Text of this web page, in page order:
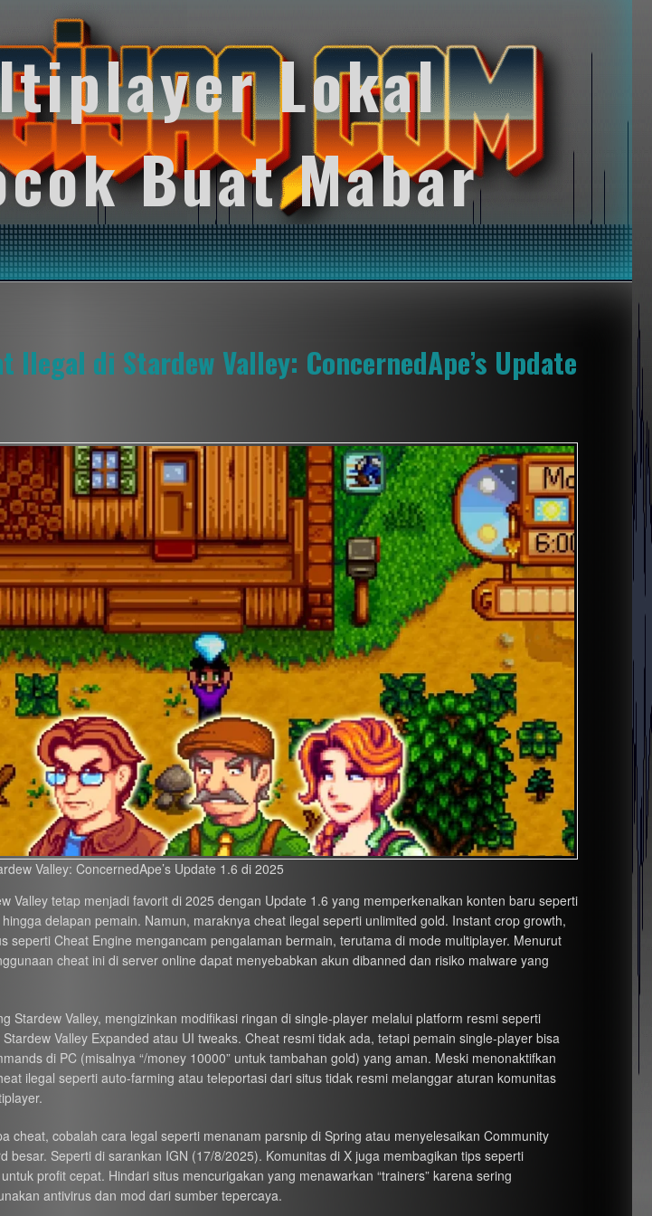
Lokal
Buat Mabar
Ilegal di Stardew Valley: ConcernedApe’s Update
Valley: ConcernedApe’s Update 1.6 di 2025
Valley tetap menjadi favorit di 2025 dengan Update 1.6 yang memperkenalkan konten baru seperti
delapan pemain. Namun, maraknya cheat ilegal seperti unlimited gold. Instant crop growth,
seperti Cheat Engine mengancam pengalaman bermain, terutama di mode multiplayer. Menurut
cheat ini di server online dapat menyebabkan akun dibanned dan risiko malware yang
Stardew Valley, mengizinkan modifikasi ringan di single-player melalui platform resmi seperti
Valley Expanded atau UI tweaks. Cheat resmi tidak ada, tetapi pemain single-player bisa
di PC (misalnya “/money 10000” untuk tambahan gold) yang aman. Meski menonaktifkan
ilegal seperti auto-farming atau teleportasi dari situs tidak resmi melanggar aturan komunitas
cheat, cobalah cara legal seperti menanam parsnip di Spring atau menyelesaikan Community
besar. Seperti di sarankan IGN (17/8/2025). Komunitas di X juga membagikan tips seperti
profit cepat. Hindari situs mencurigakan yang menawarkan “trainers” karena sering
antivirus dan mod dari sumber tepercaya.